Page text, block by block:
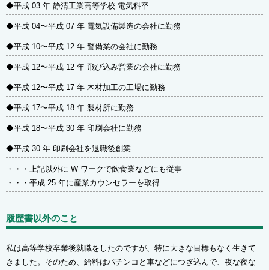
◆平成 03 年 静清工業高等学校 電気科卒
◆平成 04〜平成 07 年 電気設備製造の会社に勤務
◆平成 10〜平成 12 年 警備業の会社に勤務
◆平成 12〜平成 12 年 飛び込み営業の会社に勤務
◆平成 12〜平成 17 年 木材加工の工場に勤務
◆平成 17〜平成 18 年 製材所に勤務
◆平成 18〜平成 30 年 印刷会社に勤務
◆平成 30 年 印刷会社を退職後創業
・・・上記以外に W ワークで飲食業などにも従事
・・・平成 25 年に産業カウンセラーを取得
履歴書以外のこと
私は高等学校卒業後就職をしたのですが、特に大きな目標もなく生きて
きました。そのため、給料はパチンコと車などにつぎ込んで、夜な夜な